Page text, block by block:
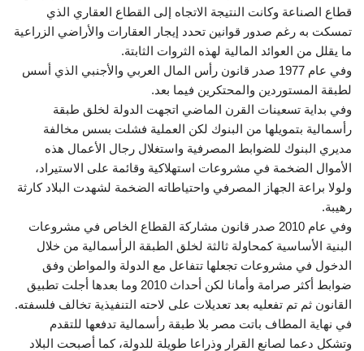
قطاع الصناعة وكانت النتيجة الاتجاه إلى القطاع العقاري الذي
تمسكت به رغم صدور قوانين تحدد إيجار العقارات والأراضي الزراعية
ما يقلل من العوائد المالية لهذه الثروات الثابتة.
وفي عام 1977 صدر قانون رأس المال العربي والأجنبي الذي أسس
لطبقة المستوردين والمحتكرين فيما بعد.
وفي بداية تسعينات القرن الماضي اتجهت الدولة لخلق طبقة
رأسمالية بتمويلها من البنوك لكن العملية فشلت بسس مخالفة
مديري البنوك للضوابط المصرفية واستغلال رجال الأعمال هذه
الأموال الضخمة في مشروعات استهلاكية وقائمة على الاستيراد،
ولولا براعة الجهاز المصرفي واحتياطاته الضخمة لشهدت البلاد كارثة
رهيبة.
وفي عام 2010 صدر قانون مشاركة القطاع الخاص في مشروعات
البنية الأساسية كمحاولة ثالثة لخلق الطبقة الرأسمالية من خلال
الدخول في مشروعات تجعلها تتفاعل مع الدولة والمواطن وفق
ضوابط أكثر صرامة وأمانا لكن أحداث 2010 وما بعدها أجلت تطبيق
القانون ثم تم تفعليه بعد تعديلات على لاحته التنفيذية تخالف فلسفته.
في نهاية المطاف باتت مصر بلا طبقة رأسمالية تدفعها للتقدم
وتشكل دعما لصانع القرار وذراعا طويلة للدولة، كما أصبحت البلاد